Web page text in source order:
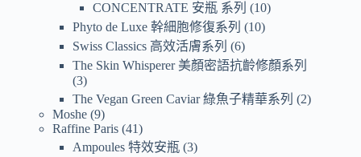
CONCENTRATE 安瓶 系列
10
Phyto de Luxe 幹細胞修復系列
10
Swiss Classics 高效活膚系列
6
The Skin Whisperer 美顏密語抗齡修顏系列
3
The Vegan Green Caviar 綠魚子精華系列
2
Moshe 9
Raffine Paris 41
Ampoules 特效安瓶 3